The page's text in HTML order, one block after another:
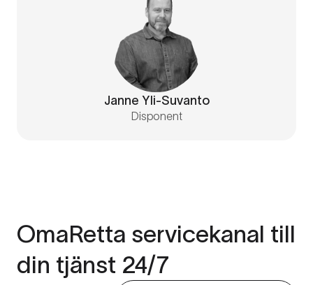
Janne Yli-Suvanto
Disponent
OmaRetta servicekanal till
din tjänst 24/7